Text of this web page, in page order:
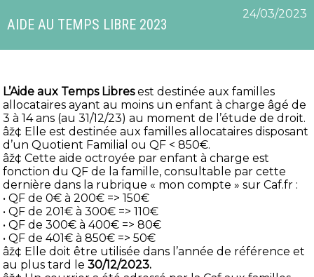
AIDE AU TEMPS LIBRE 2023
24/03/2023
L’Aide aux Temps Libresest destinée aux familles
allocataires ayant au moins un enfant à charge âgé de
3 à 14 ans (au 31/12/23) au moment de l’étude de droit.
âž¢ Elle est destinée aux familles allocataires disposant
d’un Quotient Familial ou QF < 850€.
âž¢ Cette aide octroyée par enfant à charge est
fonction du QF de la famille, consultable par cette
dernière dans la rubrique « mon compte » sur Caf.fr :
• QF de 0€ à 200€ => 150€
• QF de 201€ à 300€ => 110€
• QF de 300€ à 400€ => 80€
• QF de 401€ à 850€ => 50€
âž¢ Elle doit être utilisée dans l’année de référence et
au plus tard le30/12/2023.